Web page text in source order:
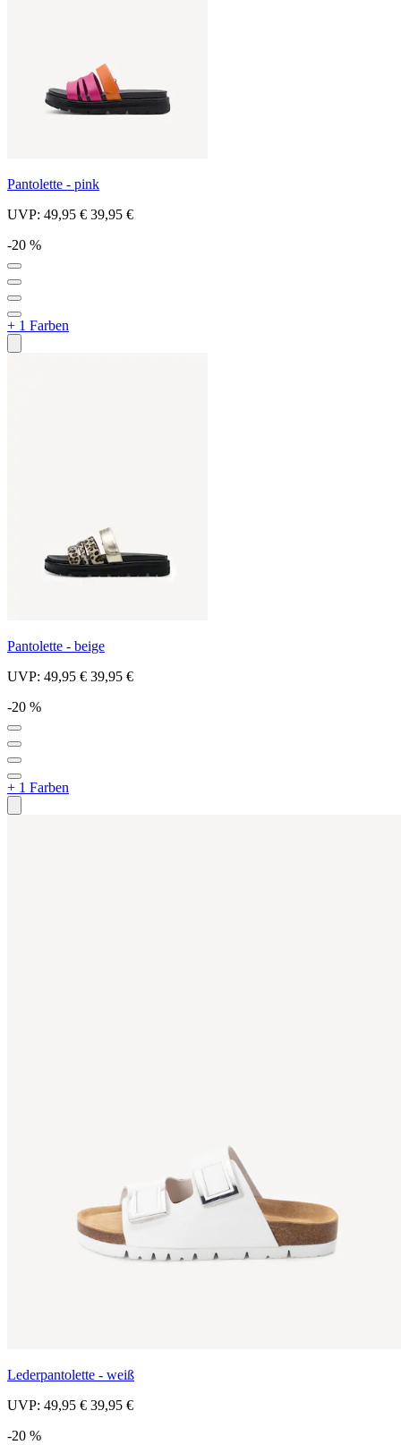
Pantolette - pink
UVP: 49,95 € 39,95 €
-20 %
+ 1 Farben
Pantolette - beige
UVP: 49,95 € 39,95 €
-20 %
+ 1 Farben
Lederpantolette - weiß
UVP: 49,95 € 39,95 €
-20 %